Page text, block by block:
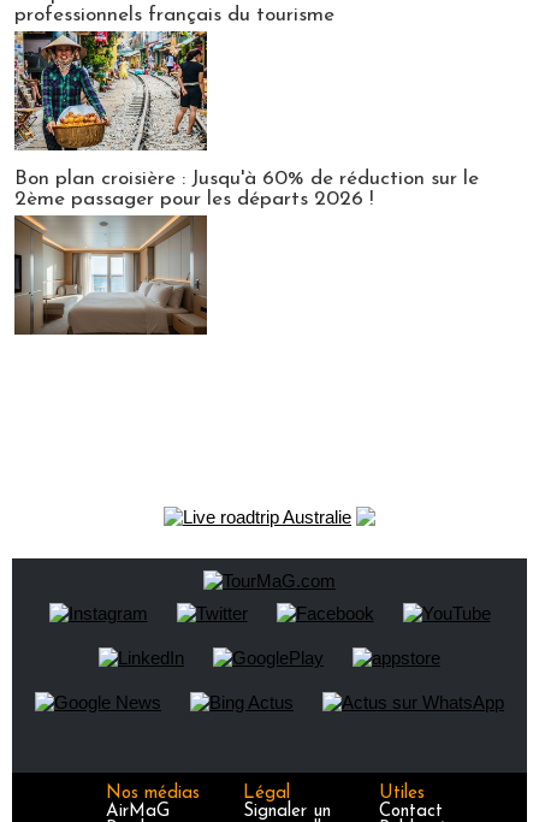
professionnels français du tourisme
Bon plan croisière : Jusqu'à 60% de réduction sur le
2ème passager pour les départs 2026 !
Nos médias
AirMaG
Légal
Signaler un
Utiles
Contact